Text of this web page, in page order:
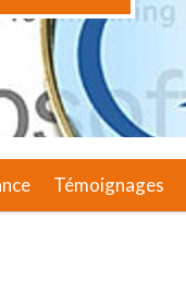
Témoignages